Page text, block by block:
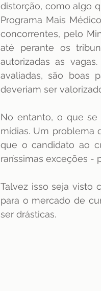
distorção, como algo
Programa Mais
concorrentes, pelo
até perante os
autorizadas as
avaliadas, são boas
deveriam ser
No entanto, o que
mídias. Um problema
que o candidato ao
raríssimas exceções -
Talvez isso seja visto
para o mercado de
ser drásticas.